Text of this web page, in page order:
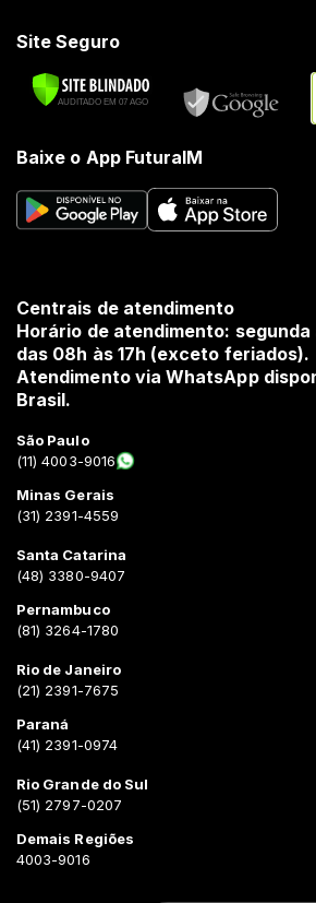
Site Seguro
Baixe o App FuturaIM
Centrais de atendimento
Horário de atendimento:
das 08h às 17h (exceto feriados).
Atendimento via WhatsApp
Brasil.
São Paulo
(11) 4003-9016
Minas Gerais
(31) 2391-4559
Santa Catarina
(48) 3380-9407
Pernambuco
(81) 3264-1780
Rio de Janeiro
(21) 2391-7675
Paraná
(41) 2391-0974
Rio Grande do Sul
(51) 2797-0207
Demais Regiões
4003-9016